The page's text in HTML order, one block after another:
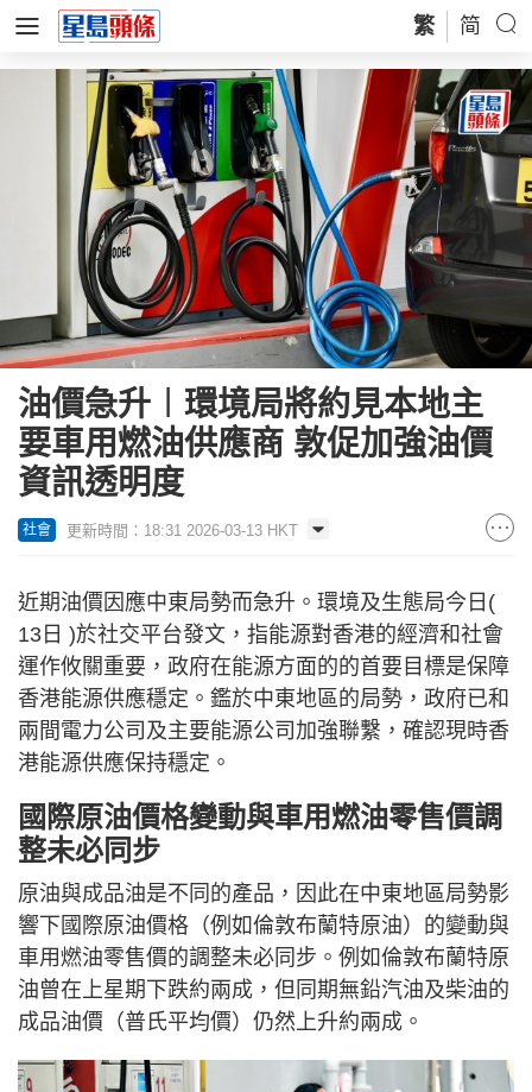
繁 简
油價急升︱環境局將約見本地主
要車用燃油供應商 敦促加強油價
資訊透明度
社會 更新時間：18:31 2026-03-13 HKT
近期油價因應中東局勢而急升。環境及生態局今日(
13日 )於社交平台發文，指能源對香港的經濟和社會
運作攸關重要，政府在能源方面的的首要目標是保障
香港能源供應穩定。鑑於中東地區的局勢，政府已和
兩間電力公司及主要能源公司加強聯繫，確認現時香
港能源供應保持穩定。
國際原油價格變動與車用燃油零售價調
整未必同步
原油與成品油是不同的產品，因此在中東地區局勢影
響下國際原油價格（例如倫敦布蘭特原油）的變動與
車用燃油零售價的調整未必同步。例如倫敦布蘭特原
油曾在上星期下跌約兩成，但同期無鉛汽油及柴油的
成品油價（普氏平均價）仍然上升約兩成。